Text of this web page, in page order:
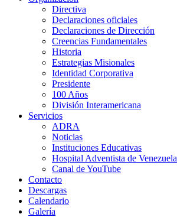
Directiva
Declaraciones oficiales
Declaraciones de Dirección
Creencias Fundamentales
Historia
Estrategias Misionales
Identidad Corporativa
Presidente
100 Años
División Interamericana
Servicios
ADRA
Noticias
Instituciones Educativas
Hospital Adventista de Venezuela
Canal de YouTube
Contacto
Descargas
Calendario
Galería